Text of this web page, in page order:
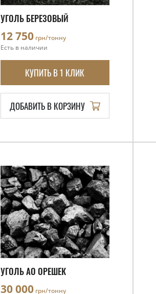
УГОЛЬ БЕРЕЗОВЫЙ
12 750 грн/тонну
Есть в наличии
КУПИТЬ В 1 КЛИК
ДОБАВИТЬ В КОРЗИНУ
УГОЛЬ АО ОРЕШЕК
30 000 грн/тонну